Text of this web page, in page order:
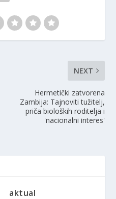
NEXT
Hermetički zatvorena
Zambija: Tajnoviti tužitelj,
priča bioloških roditelja i
'nacionalni interes'
aktual